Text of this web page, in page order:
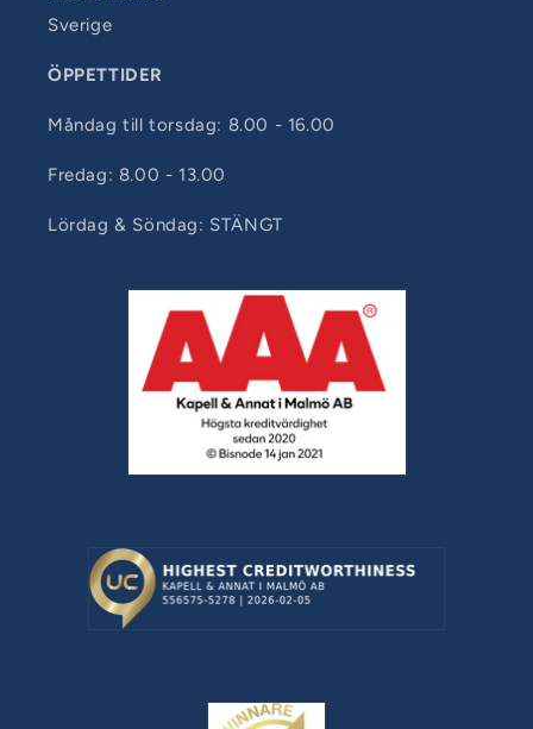
Sverige
ÖPPETTIDER
Måndag till torsdag: 8.00 - 16.00
Fredag: 8.00 - 13.00
Lördag & Söndag: STÄNGT